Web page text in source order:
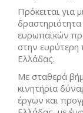
Πρόκειται για
ευρωπαϊκών
στην ευρύτερη
Ελλάδας.
Με σταθερά
κινητήρια
έργων και